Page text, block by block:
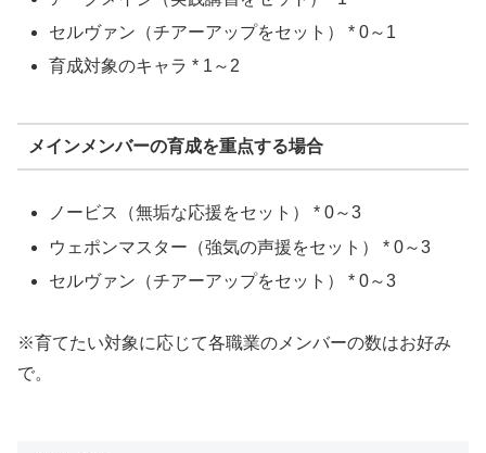
セルヴァン（チアーアップをセット） * 0～1
育成対象のキャラ * 1～2
メインメンバーの育成を重点する場合
ノービス（無垢な応援をセット） * 0～3
ウェポンマスター（強気の声援をセット） * 0～3
セルヴァン（チアーアップをセット） * 0～3
※育てたい対象に応じて各職業のメンバーの数はお好み
で。